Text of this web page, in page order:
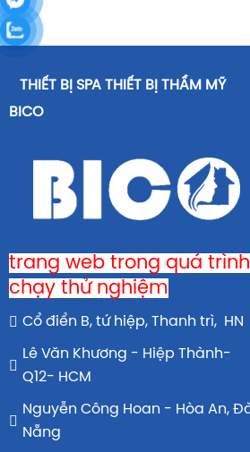
THIẾT BỊ SPA THIẾT BỊ THẨM MỸ
BICO
trang web trong quá trình
chạy thử nghiệm
Cổ điển B, tứ hiệp, Thanh trì, HN
Lê Văn Khương - Hiệp Thành-
Q12- HCM
Nguyễn Công Hoan - Hòa An,
Nẵng